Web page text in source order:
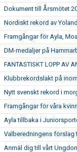
Dokument till Årsmötet
Nordiskt rekord av
Framgångar för Ayla,
DM-medaljer på
FANTASTISKT LOPP AV
Klubbrekordslakt på
Nytt svenskt rekord i
Framgångar för våra
Ayla tillbaka i
Valberedningens förslag
Anmäl dig till vårt